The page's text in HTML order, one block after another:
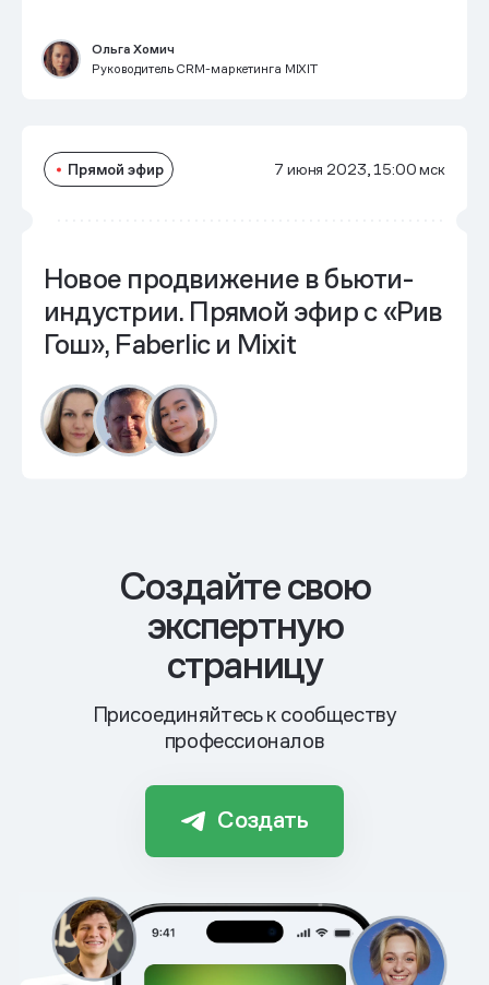
Ольга Хомич
Руководитель CRM-маркетинга MIXIT
Прямой эфир 7 июня 2023, 15:00 мск
Новое продвижение в бьюти-
индустрии. Прямой эфир с «Рив
Гош», Faberlic и Mixit
Cоздайте свою
экспертную
страницу
Присоединяйтесь к сообществу
профессионалов
Создать